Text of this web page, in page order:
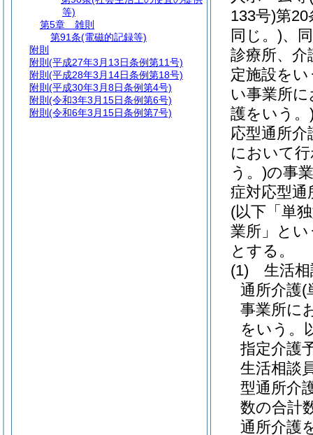
133号)第20
同じ。)、
診療所、介
定施設を
い事業所
護をいう。
応型通所介
において
う。)の事
症対応型通
(以下「単
業所」とい
とする。
(1)
生活
通所介護(
事業所に
をいう。
指定介護
生活相談
型通所介
数の合計
通所介護
等)
第5章
雑則
第91条(電磁的記録等)
附則
附則 (平成27年3月13日条例第11号)
附則 (平成28年3月14日条例第18号)
附則 (平成30年3月8日条例第4号)
附則 (令和3年3月15日条例第6号)
附則 (令和6年3月15日条例第7号)